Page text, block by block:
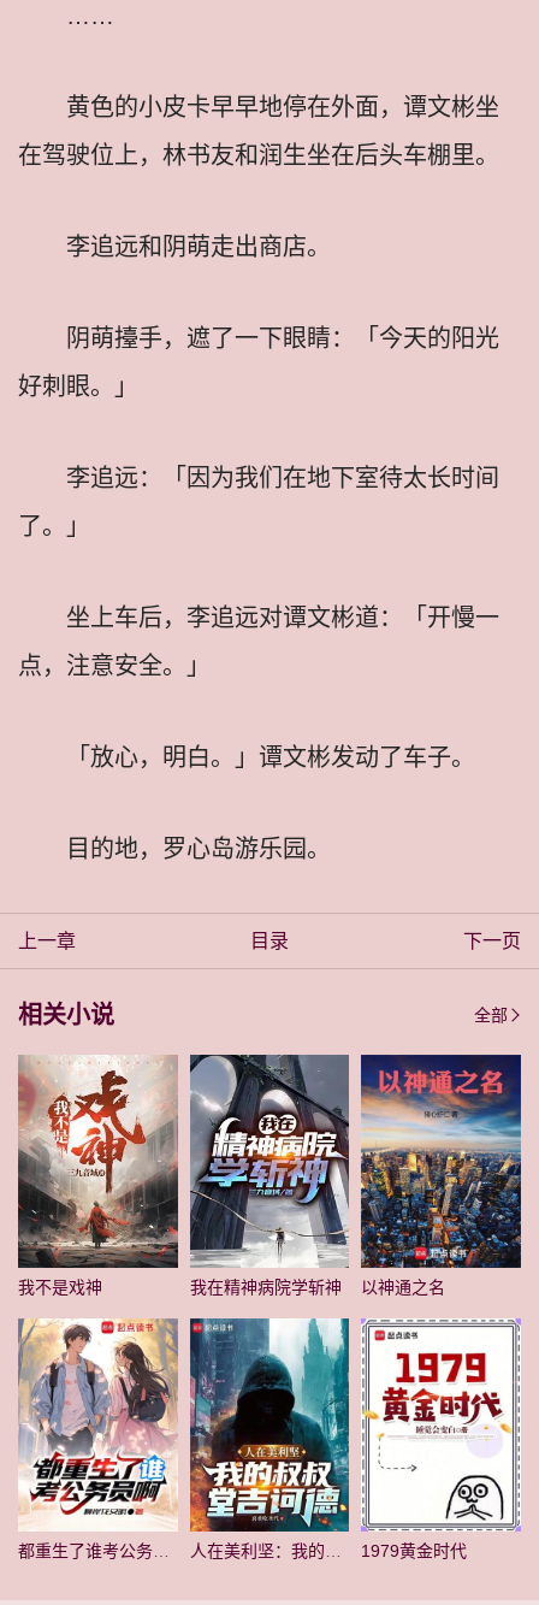
……
黄色的小皮卡早早地停在外面，谭文彬坐
在驾驶位上，林书友和润生坐在后头车棚里。
李追远和阴萌走出商店。
阴萌擡手，遮了一下眼睛：「今天的阳光
好刺眼。」
李追远：「因为我们在地下室待太长时间
了。」
坐上车后，李追远对谭文彬道：「开慢一
点，注意安全。」
「放心，明白。」谭文彬发动了车子。
目的地，罗心岛游乐园。
上一章 目录 下一页
相关小说 全部
我不是戏神 我在精神病院学斩神 以神通之名
1979黄金时代